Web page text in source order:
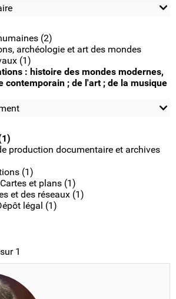
(2)
archéologie et art des mondes
(1)
: histoire des mondes modernes,
contemporain ; de l'art ; de la musique
production documentaire et archives
(1)
et plans (1)
et des réseaux (1)
légal (1)
1